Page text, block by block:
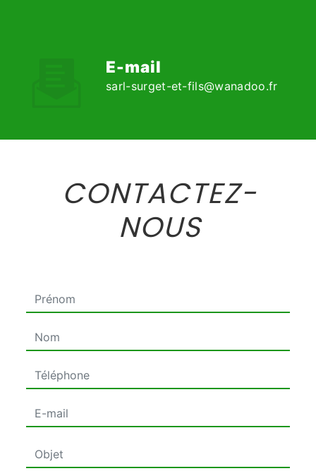
E-mail
sarl-surget-et-fils@wanadoo.fr
CONTACTEZ-
NOUS